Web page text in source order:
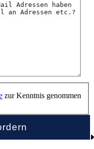
zur Kenntnis genommen